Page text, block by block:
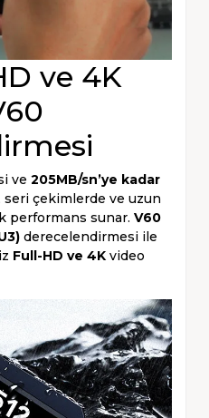
ve 4K
ve 205MB/sn’ye kadar
seri çekimlerde ve uzun
performans sunar. V60
derecelendirmesi ile
Full-HD ve 4K video